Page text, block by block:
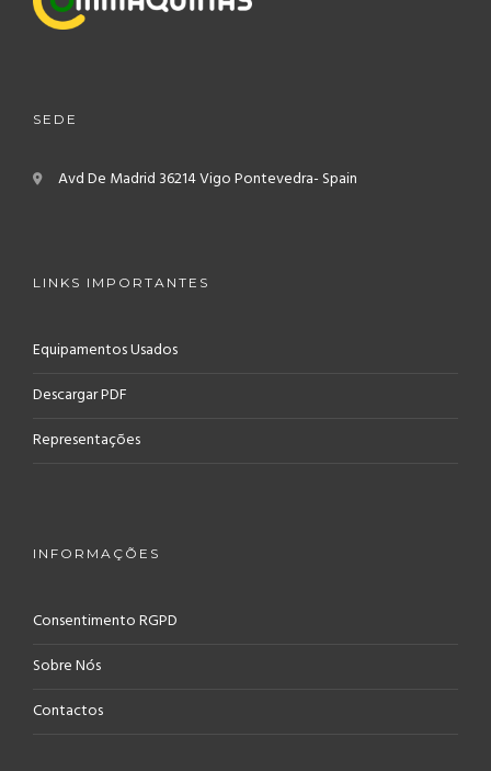
SEDE
Avd De Madrid 36214 VigoPontevedra- Spain
LINKS IMPORTANTES
Equipamentos Usados
Descargar PDF
Representações
INFORMAÇÕES
Consentimento RGPD
Sobre Nós
Contactos